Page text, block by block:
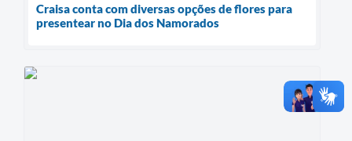
Craisa conta com diversas opções de flores para
presentear no Dia dos Namorados